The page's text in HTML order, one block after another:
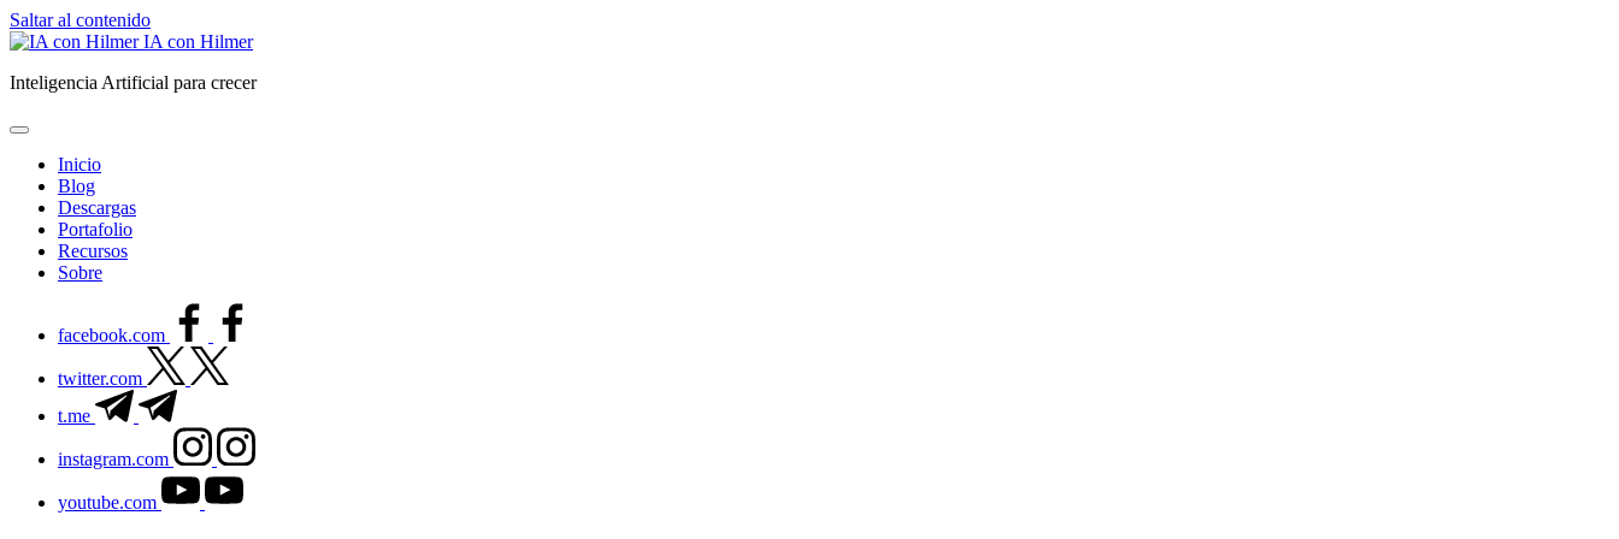
Saltar al contenido
IA con Hilmer
Inteligencia Artificial para crecer
Inicio
Blog
Descargas
Portafolio
Recursos
Sobre
facebook.com
twitter.com
t.me
instagram.com
youtube.com